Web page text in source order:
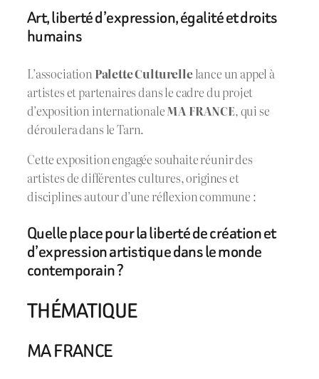
Art, liberté d’expression, égalité et droits
humains
L’association Palette Culturellelance un appel à
artistes et partenaires dans le cadre du projet
d’exposition internationaleMA FRANCE, qui se
déroulera dans le Tarn.
Cette exposition engagée souhaite réunir des
artistes de différentes cultures, origines et
disciplines autour d’une réflexion commune :
Quelle place pour la liberté de création et
d’expression artistique dans le monde
contemporain ?
THÉMATIQUE
MA FRANCE